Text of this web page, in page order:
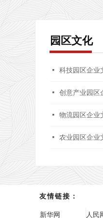
园区文化
넷 科技园区企业
넷 创意产业园区
넷 物流园区企业
넷 农业园区企业
友情链接：
新华网 人民